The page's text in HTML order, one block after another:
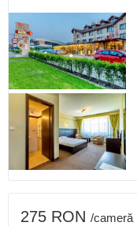
275 RON /cameră